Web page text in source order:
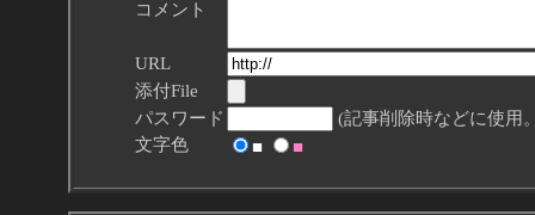
コメント
URL
添付File
パスワード
(記事削除時などに使用
文字色
■ ■